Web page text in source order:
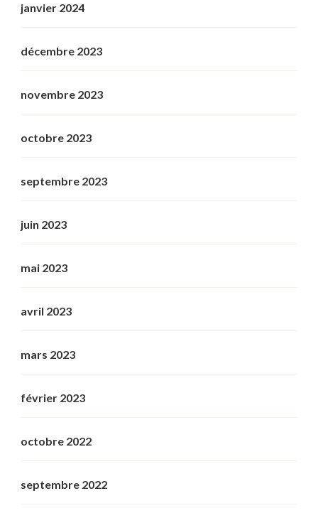
janvier 2024
décembre 2023
novembre 2023
octobre 2023
septembre 2023
juin 2023
mai 2023
avril 2023
mars 2023
février 2023
octobre 2022
septembre 2022